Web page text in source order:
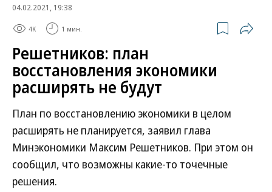
04.02.2021, 19:38
4K 1 мин.
Решетников: план
восстановления экономики
расширять не будут
План по восстановлению экономики в целом
расширять не планируется, заявил глава
Минэкономики Максим Решетников. При этом он
сообщил, что возможны какие-то точечные
решения.